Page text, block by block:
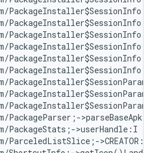
PackageParser;-
PackageStats;->userHandle:I
ParceledListSlice;-